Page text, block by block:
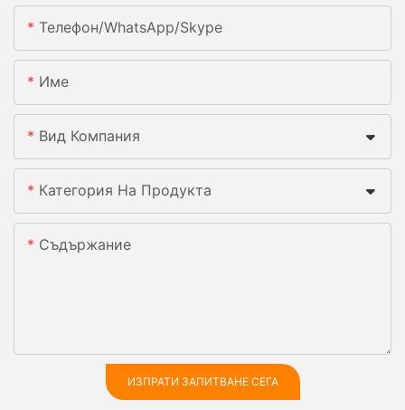
Телефон/WhatsApp/Skype
Име
Вид Компания
Категория На Продукта
Съдържание
ИЗПРАТИ ЗАПИТВАНЕ СЕГА